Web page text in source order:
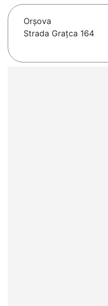
Orşova
Strada Graţca 164